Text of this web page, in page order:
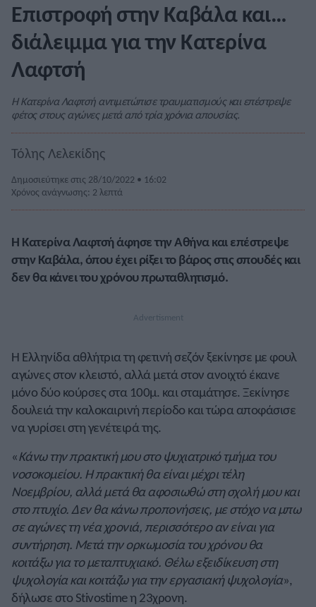
Επιστροφή στην Καβάλα και…
διάλειμμα για την Κατερίνα
Λαφτσή
Η Κατερίνα Λαφτσή αντιμετώπισε τραυματισμούς και επέστρεψε
φέτος στους αγώνες μετά από τρία χρόνια απουσίας.
Τόλης Λελεκίδης
Δημοσιεύτηκε στις 28/10/2022 • 16:02
Χρόνος ανάγνωσης: 2 λεπτά
Η Κατερίνα Λαφτσή άφησε την Αθήνα και επέστρεψε
στην Καβάλα, όπου έχει ρίξει το βάρος στις σπουδές και
δεν θα κάνει του χρόνου πρωταθλητισμό.
Η Ελληνίδα αθλήτρια τη φετινή σεζόν ξεκίνησε με φουλ
αγώνες στον κλειστό, αλλά μετά στον ανοιχτό έκανε
μόνο δύο κούρσες στα 100μ. και σταμάτησε. Ξεκίνησε
δουλειά την καλοκαιρινή περίοδο και τώρα αποφάσισε
να γυρίσει στη γενέτειρά της.
«Κάνω την πρακτική μου στο ψυχιατρικό τμήμα του
νοσοκομείου. Η πρακτική θα είναι μέχρι τέλη
Νοεμβρίου, αλλά μετά θα αφοσιωθώ στη σχολή μου και
στο πτυχίο. Δεν θα κάνω προπονήσεις, με στόχο να μπω
σε αγώνες τη νέα χρονιά, περισσότερο αν είναι για
συντήρηση. Μετά την ορκωμοσία του χρόνου θα
κοιτάξω για το μεταπτυχιακό. Θέλω εξειδίκευση στη
ψυχολογία και κοιτάζω για την εργασιακή ψυχολογία»,
δήλωσε στο Stivostime η 23χρονη.